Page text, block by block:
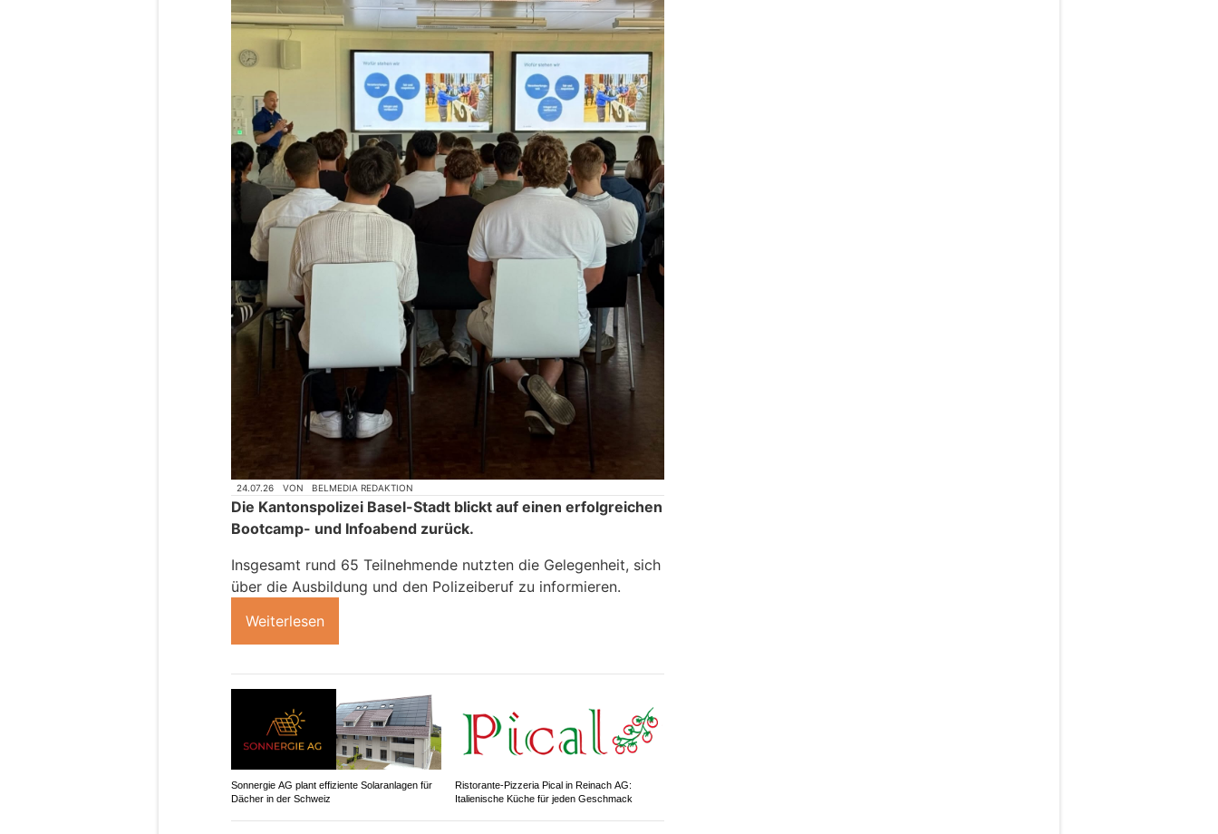
24.07.26 VON BELMEDIA REDAKTION
Die Kantonspolizei Basel-Stadt blickt auf einen erfolgreichen
Bootcamp- und Infoabend zurück.
Insgesamt rund 65 Teilnehmende nutzten die Gelegenheit, sich
über die Ausbildung und den Polizeiberuf zu informieren.
Weiterlesen
Sonnergie AG plant effiziente Solaranlagen für
Dächer in der Schweiz
Ristorante-Pizzeria Pical in Reinach AG:
Italienische Küche für jeden Geschmack